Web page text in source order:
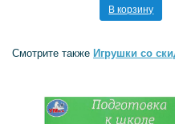
В корзину
Смотрите также Игрушки со